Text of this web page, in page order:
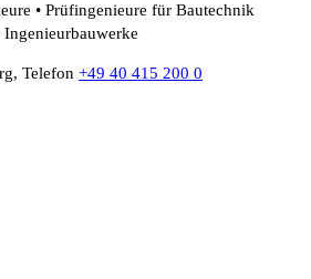
• Prüfingenieure für Bautechnik
Telefon +49 40 415 200 0